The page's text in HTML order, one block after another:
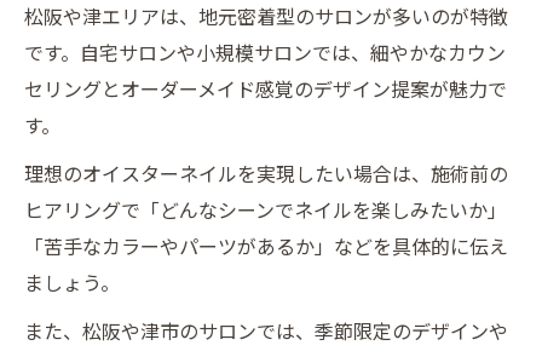
松阪や津エリアは、地元密着型のサロンが多いのが特徴
です。自宅サロンや小規模サロンでは、細やかなカウン
セリングとオーダーメイド感覚のデザイン提案が魅力で
す。
理想のオイスターネイルを実現したい場合は、施術前の
ヒアリングで「どんなシーンでネイルを楽しみたいか」
「苦手なカラーやパーツがあるか」などを具体的に伝え
ましょう。
また、松阪や津市のサロンでは、季節限定のデザインや